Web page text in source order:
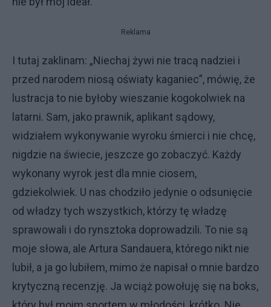
Reklama
I tutaj zaklinam: „Niechaj żywi nie tracą nadziei i
przed narodem niosą oświaty kaganiec”, mówię, że
lustracja to nie byłoby wieszanie kogokolwiek na
latarni. Sam, jako prawnik, aplikant sądowy,
widziałem wykonywanie wyroku śmierci i nie chcę,
nigdzie na świecie, jeszcze go zobaczyć. Każdy
wykonany wyrok jest dla mnie ciosem,
gdziekolwiek. U nas chodziło jedynie o odsunięcie
od władzy tych wszystkich, którzy tę władzę
sprawowali i do rynsztoka doprowadzili. To nie są
moje słowa, ale Artura Sandauera, którego nikt nie
lubił, a ja go lubiłem, mimo że napisał o mnie bardzo
krytyczną recenzję. Ja wciąż powołuję się na boks,